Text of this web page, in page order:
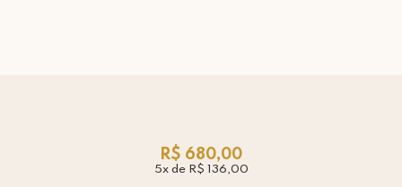
R$ 680,00
5x de R$ 136,00